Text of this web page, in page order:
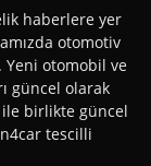
haberlere yer
otomotiv
otomobil ve
güncel olarak
ile birlikte güncel
tescilli